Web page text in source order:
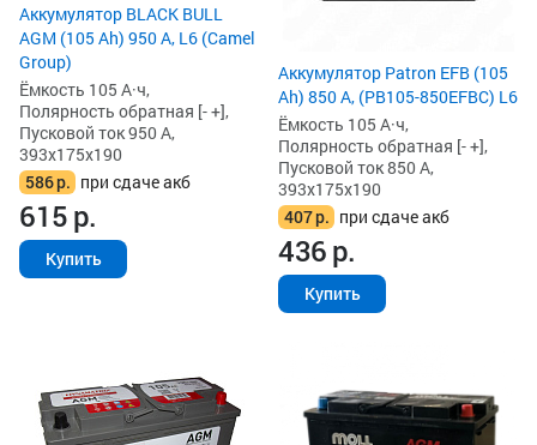
Аккумулятор BLACK BULL
AGM (105 Ah) 950 А, L6 (Camel
Group)
Ёмкость 105 А·ч,
Полярность обратная [- +],
Пусковой ток 950 А,
393x175x190
586р. при сдаче акб
615р.
Купить
Аккумулятор Patron EFB (105
Ah) 850 А, (PB105-850EFBC) L6
Ёмкость 105 А·ч,
Полярность обратная [- +],
Пусковой ток 850 А,
393x175x190
407р. при сдаче акб
436р.
Купить